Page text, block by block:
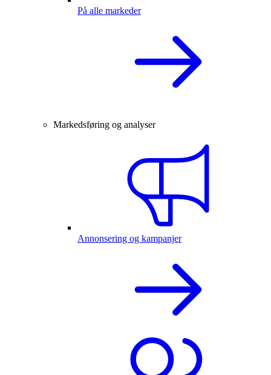
På alle markeder
Markedsføring og analyser
Annonsering og kampanjer